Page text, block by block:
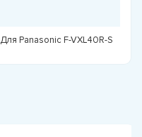
Для Panasonic F-VXL40R-S